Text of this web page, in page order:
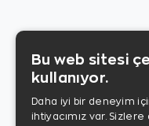
Bu web sitesi
kullanıyor.
Daha iyi bir deneyim
ihtiyacımız var. Sizlere